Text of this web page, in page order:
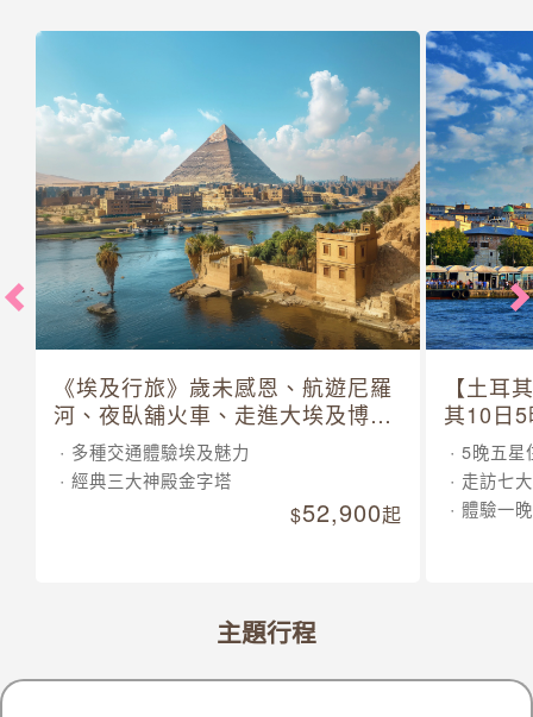
《埃及行旅》歲未感恩、航遊尼羅
河、夜臥舖火車、走進大埃及博物
館 10 日
多種交通體驗埃及魅力
經典三大神殿金字塔
52,900起
【土耳
其10日
5晚五星
走訪七
體驗一
主題行程